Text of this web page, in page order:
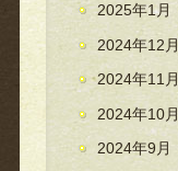
2025年1月
2024年12月
2024年11月
2024年10月
2024年9月